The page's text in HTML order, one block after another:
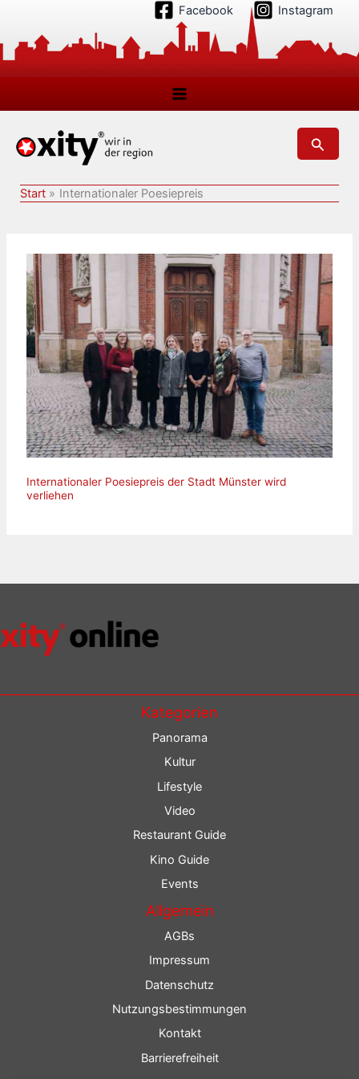
springen
Facebook Instagram
Suchen
Start Internationaler Poesiepreis
Internationaler Poesiepreis der Stadt Münster wird
verliehen
Kategorien
Panorama
Kultur
Lifestyle
Video
Restaurant Guide
Kino Guide
Events
Allgemein
AGBs
Impressum
Datenschutz
Nutzungsbestimmungen
Kontakt
Barrierefreiheit